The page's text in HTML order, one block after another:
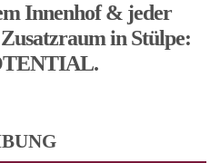
Innenhof & jeder
in Stülpe: